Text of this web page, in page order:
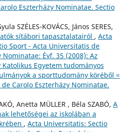
Eszterházy Nominatae. Sectio
SZÉLES-KOVÁCS, János SERES,
sítábori tapasztalatairól , Acta
Sport - Acta Universitatis de
Nominatae: Évf. 35 (2008): Az
Katolikus Egyetem tudományos
a sporttudomány köréből =
Carolo Eszterházy Nominatae.
Anetta MÜLLER , Béla SZABÓ, A
lehetőségei az iskolában a
, Acta Universitatis: Sectio